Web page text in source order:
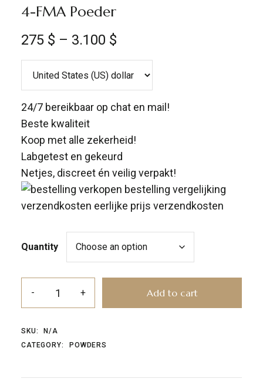
4-FMA Poeder
275 $ – 3.100 $
24/7 bereikbaar op chat en mail!
Beste kwaliteit
Koop met alle zekerheid!
Labgetest en gekeurd
Netjes, discreet én veilig verpakt!
Quantity
Add to cart
SKU:
N/A
CATEGORY:
POWDERS